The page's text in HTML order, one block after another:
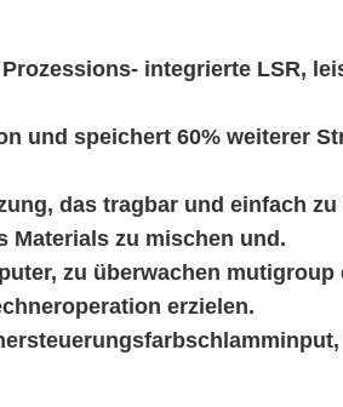
integrierte LSR,
und speichert 60% weiterer
das tragbar und einfach
Materials zu mischen und.
zu überwachen
erzielen.